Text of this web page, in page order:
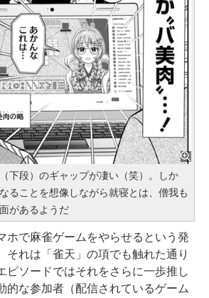
下段）のギャップが凄い（笑）。しか
ることを想像しながら就寝とは、僧我も
があるようだ
で麻雀ゲームをやらせるという発
それは「雀天」の項でも触れた通り
ピソードではそれをさらに一歩推し
的な参加者（配信されているゲーム